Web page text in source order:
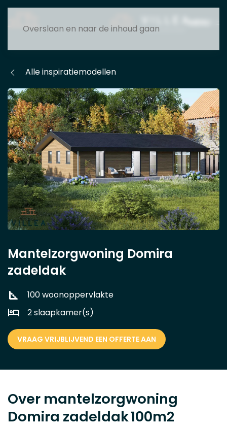
Overslaan en naar de inhoud gaan
Alle inspiratiemodellen
Mantelzorgwoning Domira
zadeldak
100 woonoppervlakte
2 slaapkamer(s)
VRAAG VRIJBLIJVEND EEN OFFERTE AAN
Over mantelzorgwoning
Domira zadeldak100m2